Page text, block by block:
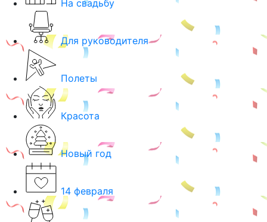
На свадьбу
Для руководителя
Полеты
Красота
Новый год
14 февраля